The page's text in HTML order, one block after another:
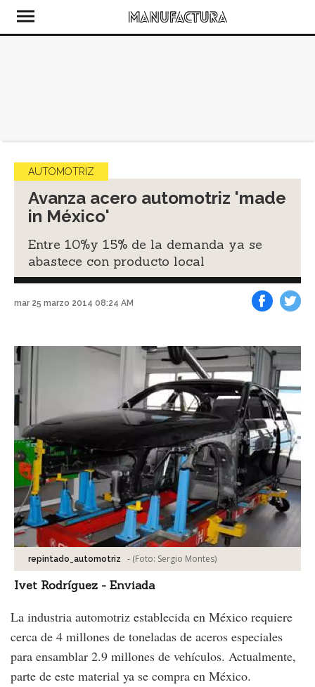
AUTOMOTRIZ
Avanza acero automotriz 'made
in México'
Entre 10%y 15% de la demanda ya se
abastece con producto local
mar 25 marzo 2014 08:24 AM
repintado_automotriz - (Foto: Sergio Montes)
Ivet Rodríguez - Enviada
La industria automotriz establecida en México requiere
cerca de 4 millones de toneladas de aceros especiales
para ensamblar 2.9 millones de vehículos. Actualmente,
parte de este material ya se compra en México.